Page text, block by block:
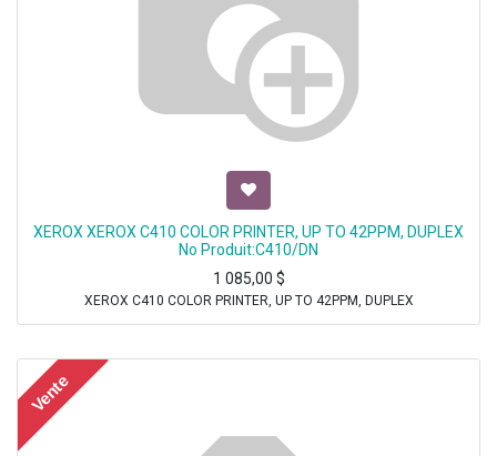
XEROX XEROX C410 COLOR PRINTER, UP TO 42PPM, DUPLEX
No Produit:C410/DN
1 085,00 $
XEROX C410 COLOR PRINTER, UP TO 42PPM, DUPLEX
Vente